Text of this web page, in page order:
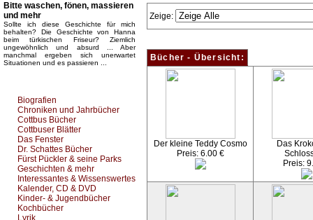
Bitte waschen, fönen, massieren
und mehr
Sollte ich diese Geschichte für mich
behalten? Die Geschichte von Hanna
beim türkischen Friseur? Ziemlich
ungewöhnlich und absurd ... Aber
manchmal ergeben sich unerwartet
Situationen und es passieren ...
Biografien
Chroniken und Jahrbücher
Cottbus Bücher
Cottbuser Blätter
Das Fenster
Dr. Schattes Bücher
Fürst Pückler & seine Parks
Geschichten & mehr
Interessantes & Wissenswertes
Kalender, CD & DVD
Kinder- & Jugendbücher
Kochbücher
Lyrik
Zeige:
Bücher - Übersicht:
Der kleine Teddy Cosmo
Preis: 6.00 €
Das
Preis: